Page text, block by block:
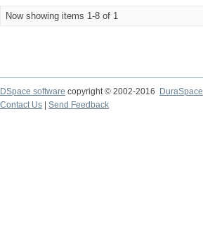
Now showing items 1-8 of 1
DSpace software copyright © 2002-2016
DuraSpace
Contact Us
Send Feedback